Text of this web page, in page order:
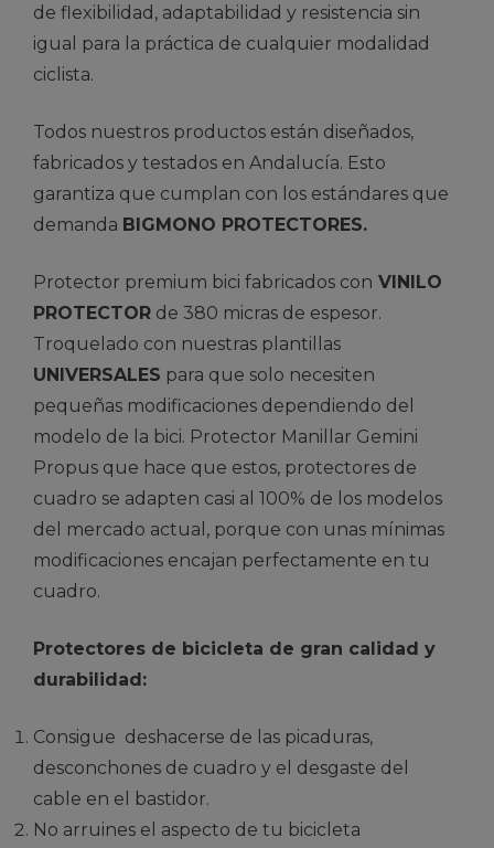
de flexibilidad, adaptabilidad y resistencia sin
igual para la práctica de cualquier modalidad
ciclista.
Todos nuestros productos están diseñados,
fabricados y testados en Andalucía. Esto
garantiza que cumplan con los estándares que
demanda BIGMONO PROTECTORES.
Protector premium bici fabricados con VINILO
PROTECTOR de 380 micras de espesor.
Troquelado con nuestras plantillas
UNIVERSALES para que solo necesiten
pequeñas modificaciones dependiendo del
modelo de la bici. Protector Manillar Gemini
Propus que hace que estos, protectores de
cuadro se adapten casi al 100% de los modelos
del mercado actual, porque con unas mínimas
modificaciones encajan perfectamente en tu
cuadro.
Protectores de bicicleta de gran calidad y
durabilidad:
Consigue deshacerse de las picaduras,
desconchones de cuadro y el desgaste del
cable en el bastidor.
No arruines el aspecto de tu bicicleta